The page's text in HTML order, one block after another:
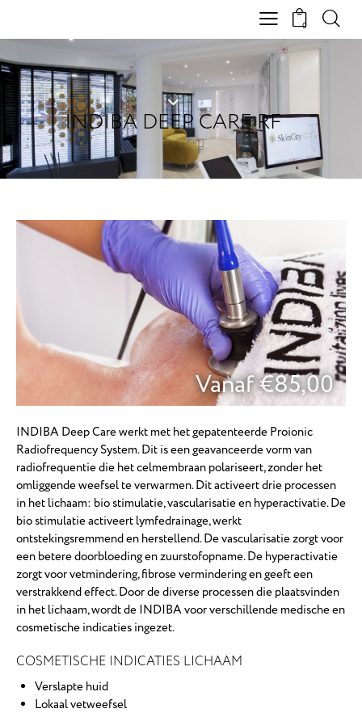
0
INDIBA DEEP CARE RF
Vanaf €85,00
INDIBA Deep Care werkt met het gepatenteerde Proionic
Radiofrequency System. Dit is een geavanceerde vorm van
radiofrequentie die het celmembraan polariseert, zonder het
omliggende weefsel te verwarmen. Dit activeert drie processen
in het lichaam: bio stimulatie, vascularisatie en hyperactivatie. De
bio stimulatie activeert lymfedrainage, werkt
ontstekingsremmend en herstellend. De vascularisatie zorgt voor
een betere doorbloeding en zuurstofopname. De hyperactivatie
zorgt voor vetmindering, fibrose vermindering en geeft een
verstrakkend effect. Door de diverse processen die plaatsvinden
in het lichaam, wordt de INDIBA voor verschillende medische en
cosmetische indicaties ingezet.
COSMETISCHE INDICATIES LICHAAM
Verslapte huid
Lokaal vetweefsel